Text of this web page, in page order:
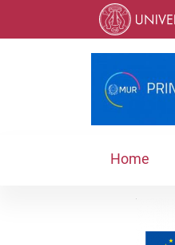
Skip to main navigation
Home